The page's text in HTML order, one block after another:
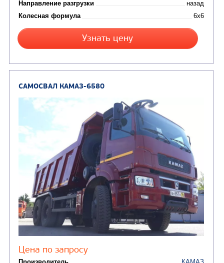
Экологический класс
Грузоподъемность, кг
Вместимость кузова, м3
Колесная формула
Узнать цену
САМОСВАЛ КАМАЗ-65222